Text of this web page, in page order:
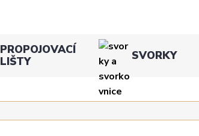
PROPOJOVACÍ
LIŠTY
SVORKY